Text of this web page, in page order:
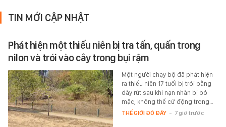
TIN MỚI CẬP NHẬT
Phát hiện một thiếu niên bị tra tấn, quấn trong
nilon và trói vào cây trong bụi rậm
Một người chạy bộ đã phát hiện
ra thiếu niên 17 tuổi bị trói bằng
dây rút sau khi nạn nhân bị bỏ
mặc, không thể cử động trong…
THẾ GIỚI ĐÓ ĐÂY - 7 giờ trước